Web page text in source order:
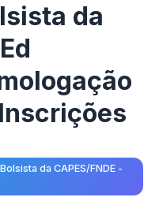
da
da CAPES/FNDE -